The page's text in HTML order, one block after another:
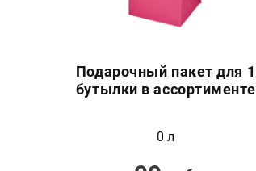
Подарочный пакет для 1
бутылки в ассортименте
0 л